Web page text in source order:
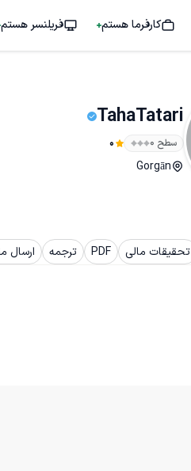
کارفرما هستم فریلنسر هستم
TahaTatari
سطح ۰ 0
Gorgān
تحقیقات مالی PDF ترجمه ارسال